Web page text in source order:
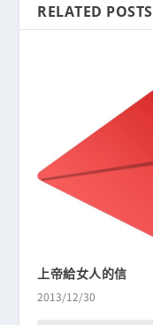
RELATED POSTS
上帝給女人的信
2013/12/30